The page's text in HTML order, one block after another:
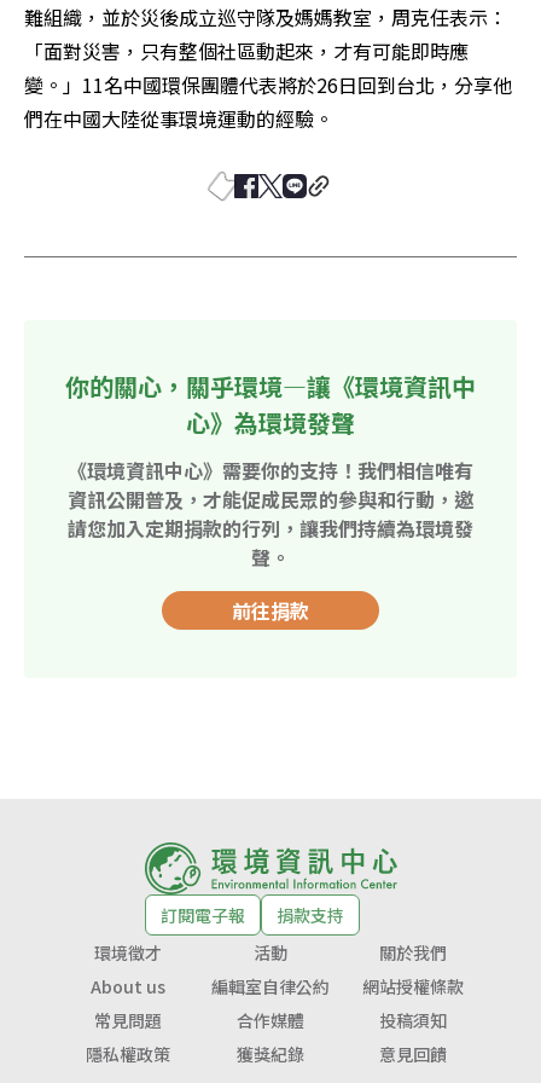
難組織，並於災後成立巡守隊及媽媽教室，周克任表示：
「面對災害，只有整個社區動起來，才有可能即時應
變。」11名中國環保團體代表將於26日回到台北，分享他
們在中國大陸從事環境運動的經驗。
你的關心，關乎環境—讓《環境資訊中
心》為環境發聲
《環境資訊中心》需要你的支持！我們相信唯有
資訊公開普及，才能促成民眾的參與和行動，邀
請您加入定期捐款的行列，讓我們持續為環境發
聲。
前往捐款
訂閱電子報
捐款支持
環境徵才
活動
關於我們
About us
編輯室自律公約
網站授權條款
常見問題
合作媒體
投稿須知
隱私權政策
獲獎紀錄 意見回饋